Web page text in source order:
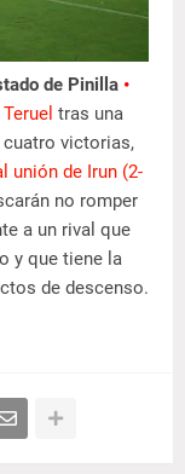
de Pinilla •
tras una
cuatro victorias,
unión de Irun (2-
no romper
a un rival que
y que tiene la
de descenso.